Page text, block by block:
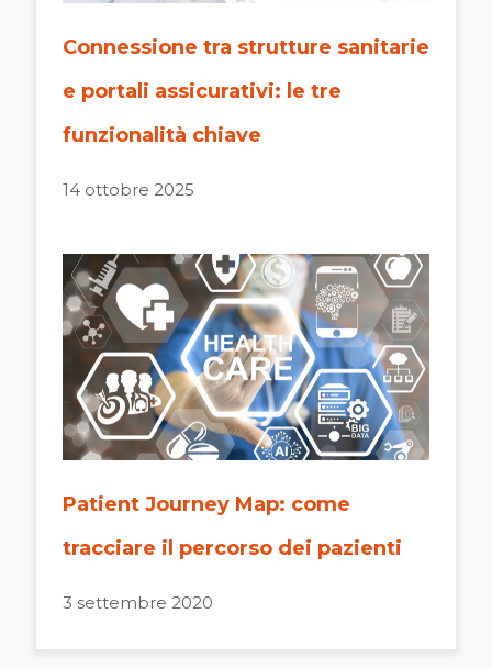
Connessione tra strutture sanitarie
e portali assicurativi: le tre
funzionalità chiave
14 ottobre 2025
Patient Journey Map: come
tracciare il percorso dei pazienti
3 settembre 2020